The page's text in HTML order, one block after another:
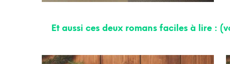
Et aussi ces deux romans faciles à lire :